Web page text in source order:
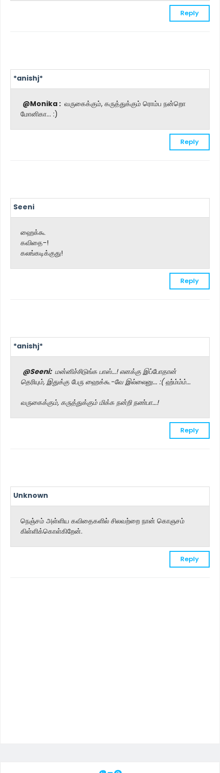
Reply
*anishj*
@Monika : வருகைக்கும், கருத்துக்கும் ரொம்ப நன்றொ
மோனிகா... :)
Reply
Seeni
ஹைக்கூ
கவிதை-!
கலங்கடிக்குது!
Reply
*anishj*
@Seeni: மன்னிச்சிடுங்க பாஸ்...! எனக்கு இப்போதான்
தெரியும், இதுக்கு பேரு ஹைக்கூ-வே இல்லைனு... :( ஹ்ம்ம்ம்...
வருகைக்கும், கருத்துக்கும் மிக்க நன்றி நண்பா...!
Reply
Unknown
நெஞ்சம் அள்ளிய கவிதைகளில் சிலவற்றை நான் கொஞசம்
கிள்ளிக்கொள்கிறேன்.
Reply